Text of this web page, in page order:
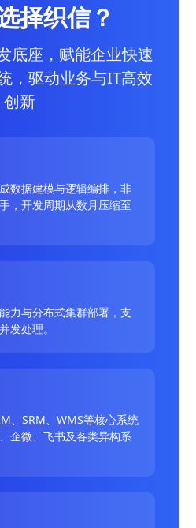
择织信？
底座，赋能企业快速
，驱动业务与IT高效
创新
数据建模与逻辑编排，非
，开发周期从数月压缩至
力与分布式集群部署，支
发处理。
、SRM、WMS等核心系统
企微、飞书及各类异构系